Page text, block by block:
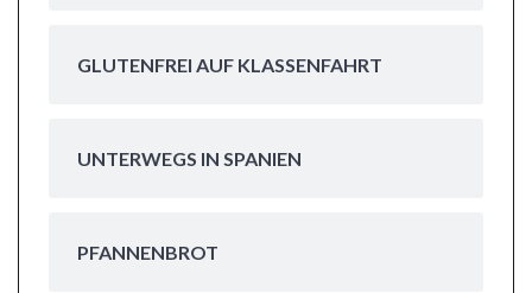
GLUTENFREI AUF KLASSENFAHRT
UNTERWEGS IN SPANIEN
PFANNENBROT